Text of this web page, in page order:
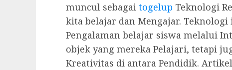
muncul sebagai togelup Teknologi
kita belajar dan Mengajar.
Pengalaman belajar siswa melalui
objek yang mereka Pelajari, tetapi
Kreativitas di antara Pendidik.